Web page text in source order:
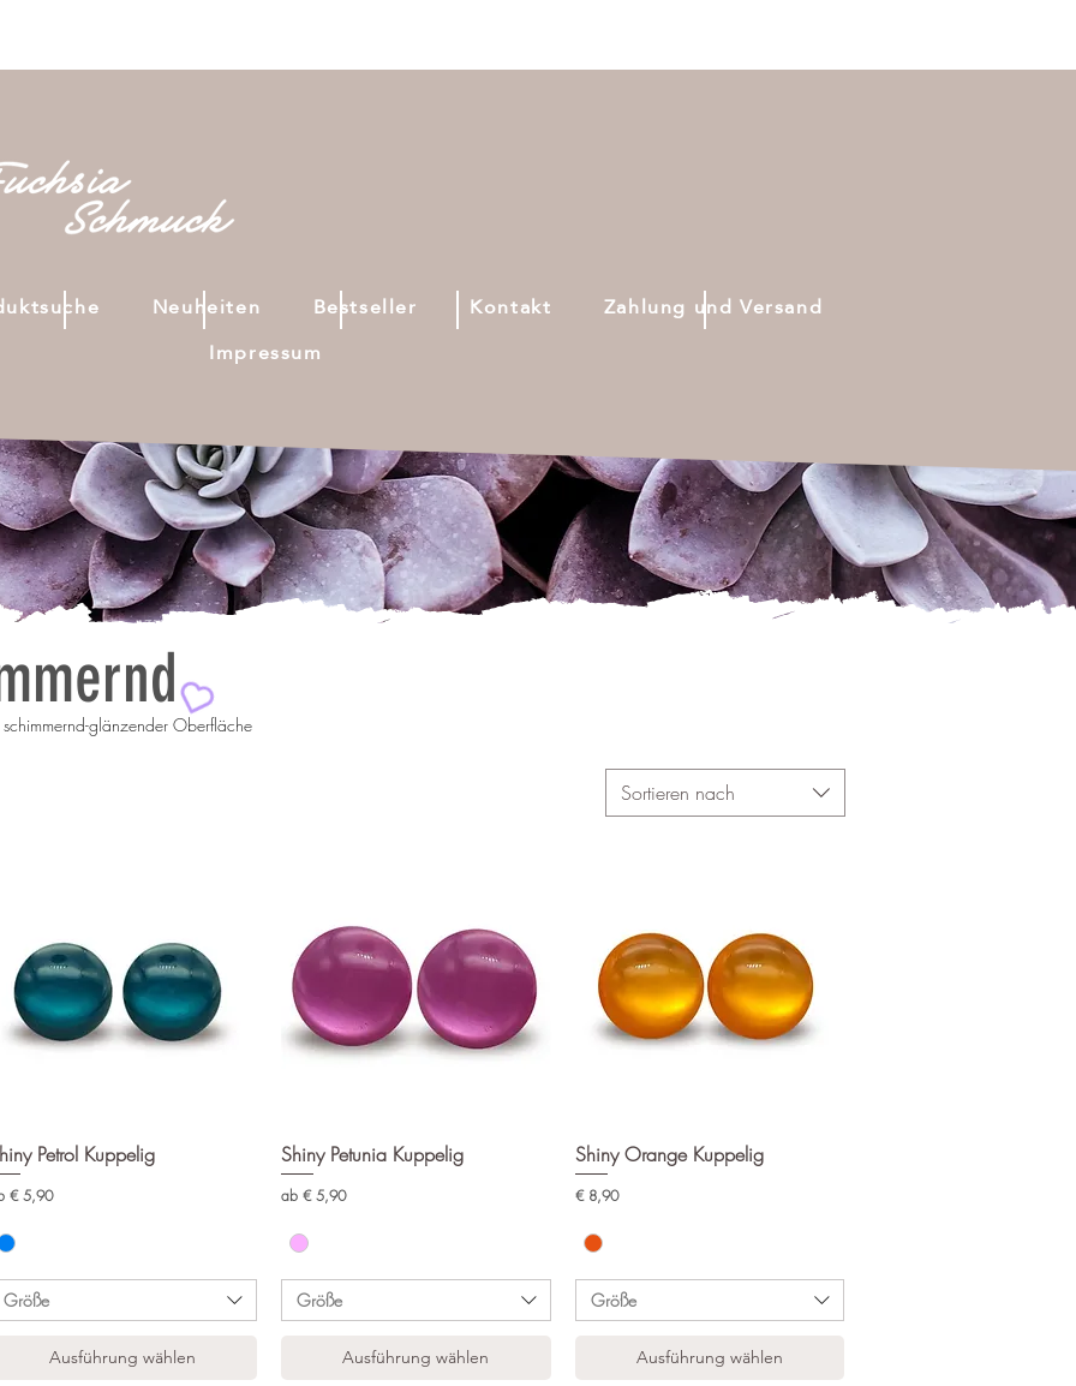
Neuheiten Bestseller Kontakt
Zahlung und Versand
Impressum
glänzender Oberfläche
Sortieren nach
Schnellansicht
Petrol Kuppelig
€ 5,90
Preis
Größe
Ausführung wählen
Schnellansicht
Shiny Petunia Kuppelig
ab € 5,90
Sale-Preis
Größe
Ausführung wählen
Schnellansicht
Shiny Orange Kuppelig
Preis
€ 8,90
Größe
Ausführung wählen